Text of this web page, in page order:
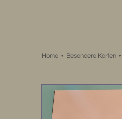
Home • Besondere Karten •